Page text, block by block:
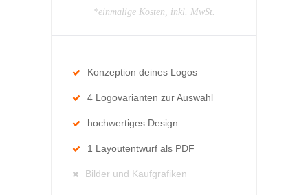
*einmalige Kosten, inkl. MwSt.
Konzeption deines Logos
4 Logovarianten zur Auswahl
hochwertiges Design
1 Layoutentwurf als PDF
Bilder und Kaufgrafiken